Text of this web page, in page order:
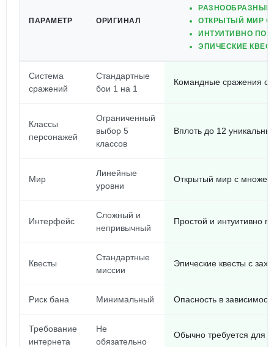
ПАРАМЕТР ОРИГИНАЛ
ОТКРЫТЫЙ МИР
ИНТУИТИВНО
ЭПИЧЕСКИЕ
Система
сражений
Стандартные
бои 1 на 1
Командные сражения с
Классы
персонажей
Ограниченный
выбор 5
классов
Вплоть до 12
Мир
Линейные
уровни
Открытый мир с
Интерфейс
Сложный и
непривычный
Простой и интуитивно
Квесты
Стандартные
миссии
Эпические квесты с
Риск бана Минимальный Опасность в
Требование
интернета
Не
обязательно
Обычно требуется для